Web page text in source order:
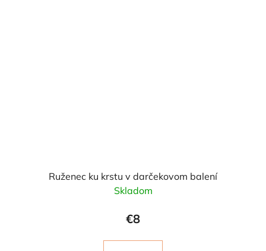
Ruženec ku krstu v darčekovom balení
Skladom
€8